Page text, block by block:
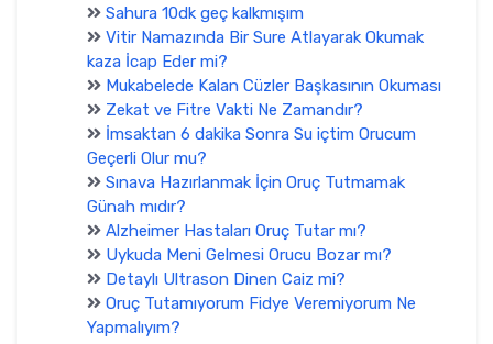
Sahura 10dk geç kalkmışım
Vitir Namazında Bir Sure Atlayarak Okumak
kaza İcap Eder mi?
Mukabelede Kalan Cüzler Başkasının Okuması
Zekat ve Fitre Vakti Ne Zamandır?
İmsaktan 6 dakika Sonra Su içtim Orucum
Geçerli Olur mu?
Sınava Hazırlanmak İçin Oruç Tutmamak
Günah mıdır?
Alzheimer Hastaları Oruç Tutar mı?
Uykuda Meni Gelmesi Orucu Bozar mı?
Detaylı Ultrason Dinen Caiz mi?
Oruç Tutamıyorum Fidye Veremiyorum Ne
Yapmalıyım?